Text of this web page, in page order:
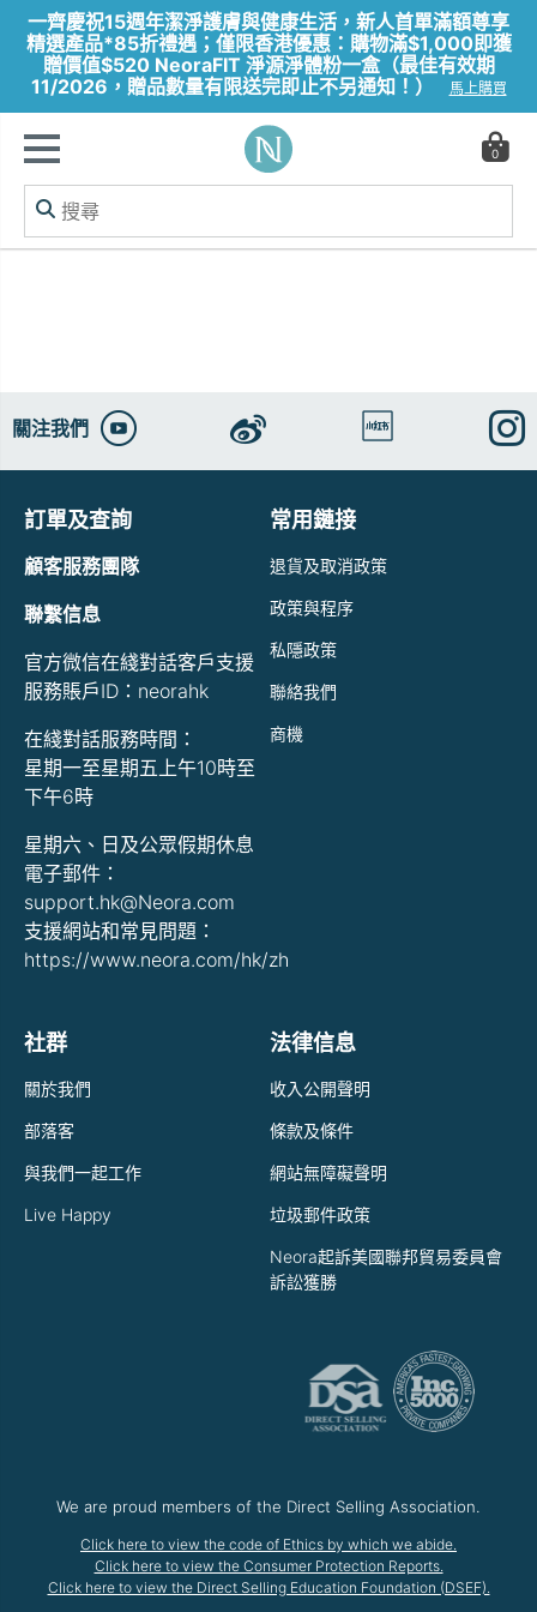
一齊慶祝15週年潔淨護膚與健康生活，新人首單滿額尊享
精選產品*85折禮遇；僅限香港優惠：購物滿$1,000即獲
贈價值$520 NeoraFIT 淨源淨體粉一盒（最佳有效期
11/2026，贈品數量有限送完即止不另通知！）
馬上購買
0
關注我們
訂單及查詢
顧客服務團隊
聯繫信息
官方微信在綫對話客戶支援
服務賬戶ID：neorahk
在綫對話服務時間：
星期一至星期五上午10時至
下午6時
星期六、日及公眾假期休息
電子郵件：
support.hk@Neora.com
支援網站和常見問題：
https://www.neora.com/hk/zh
常用鏈接
退貨及取消政策
政策與程序
私隱政策
聯絡我們
商機
社群
關於我們
部落客
與我們一起工作
Live Happy
法律信息
收入公開聲明
條款及條件
網站無障礙聲明
垃圾郵件政策
Neora起訴美國聯邦貿易委員會
訴訟獲勝
We are proud members of the Direct Selling Association.
Click here to view the code of Ethics by which we abide.
Click here to view the Consumer Protection Reports.
Click here to view the Direct Selling Education Foundation (DSEF).